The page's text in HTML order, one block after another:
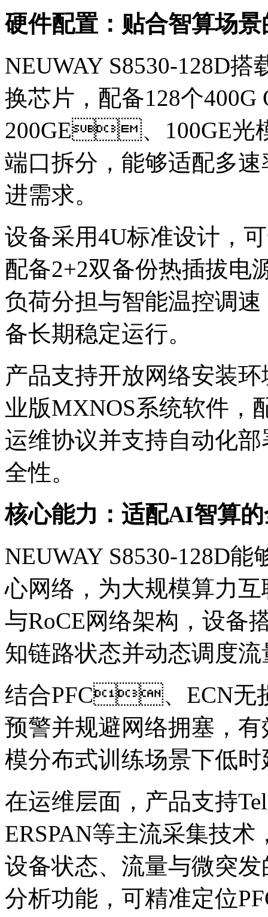
硬件配置：贴合智算场
NEUWAY S8530-128D搭
换芯片，配备128个
200GE、100GE光模
端口拆分，能够适配多
进需求。
设备采用4U标准设计
配备2+2双备份热插拔电
负荷分担与智能温控调速
备长期稳定运行。
产品支持开放网络安装环
业版MXNOS系统软件
运维协议并支持自动化部
全性。
核心能力：适配AI智算
NEUWAY S8530-128D能
心网络，为大规模算
与RoCE网络架构，设备
知链路状态并动态调度流
结合PFC、ECN无损
预警并规避网络拥塞，
模分布式训练场景下低时
在运维层面，产品
ERSPAN等主流采集技术
设备状态、流量与微
分析功能，可精准定位